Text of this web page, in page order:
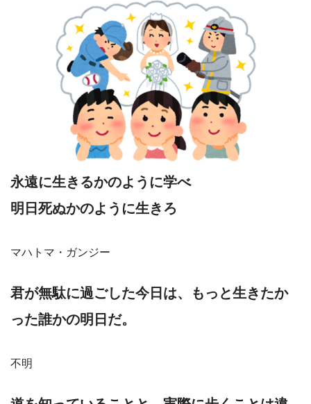
永遠に生きるかのように学べ
明日死ぬかのように生きろ
マハトマ・ガンジー
君が無駄に過ごした今日は、もっと生きたか
った誰かの明日だ。
不明